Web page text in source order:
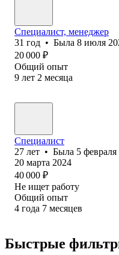
Специалист, менеджер
31 год • Была 8 июля
20 000 ₽
Общий опыт
9 лет 2 месяца
Специалист
27 лет • Была 5 февраля
20 марта 2024
40 000 ₽
Не ищет работу
Общий опыт
4 года 7 месяцев
Быстрые